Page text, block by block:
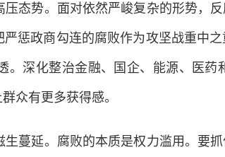
势。面对依然严峻复杂的形势，反
惩政商勾连的腐败作为攻坚战重中
。深化整治金融、国企、能源、医
众有更多获得感。
延。腐败的本质是权力滥用。要抓